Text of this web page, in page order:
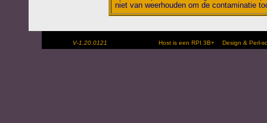
niet van weerhouden om de contaminatie
V-1.20.0121 Host is een RPI 3B+ Design &